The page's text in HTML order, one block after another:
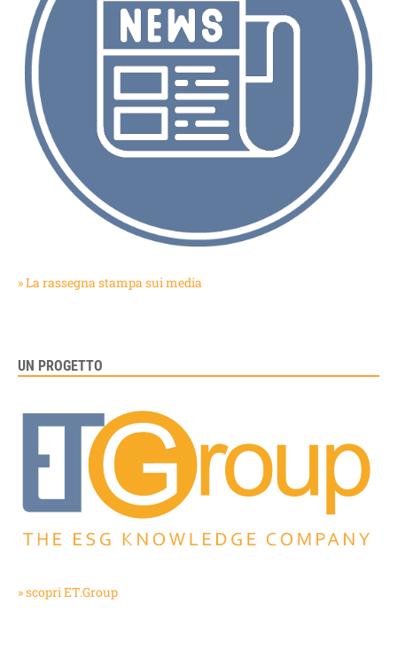
» La rassegna stampa sui media
UN PROGETTO
» scopri ET.Group